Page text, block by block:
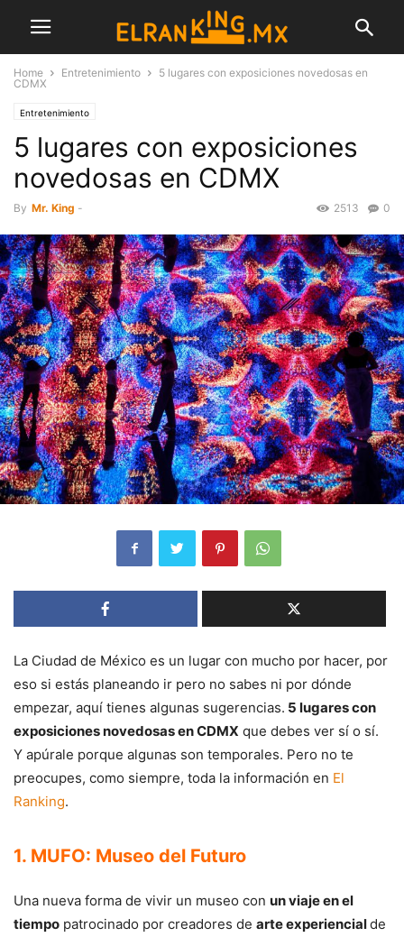
Home Entretenimiento
5 lugares con exposiciones novedosas en
CDMX
Entretenimiento
5 lugares con exposiciones
novedosas en CDMX
By Mr. King - 0
2513
La Ciudad de México es un lugar con mucho por hacer, por
eso si estás planeando ir pero no sabes ni por dónde
empezar, aquí tienes algunas sugerencias. 5 lugares con
exposiciones novedosas en CDMX que debes ver sí o sí.
Y apúrale porque algunas son temporales. Pero no te
preocupes, como siempre, toda la información en El
Ranking.
1. MUFO: Museo del Futuro
Una nueva forma de vivir un museo con un viaje en el
tiempo patrocinado por creadores de arte experiencialde